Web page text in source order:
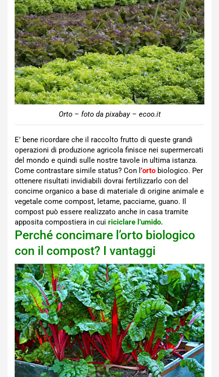
Orto – foto da pixabay – ecoo.it
E’ bene ricordare che il raccolto frutto di queste grandi
operazioni di produzione agricola finisce nei supermercati
del mondo e quindi sulle nostre tavole in ultima istanza.
Come contrastare simile status? Con l’orto biologico. Per
ottenere risultati invidiabili dovrai fertilizzarlo con del
concime organico a base di materiale di origine animale e
vegetale come compost, letame, pacciame, guano. Il
compost può essere realizzato anche in casa tramite
apposita compostiera in cui riciclare l’umido.
Perché concimare l’orto biologico
con il compost? I vantaggi